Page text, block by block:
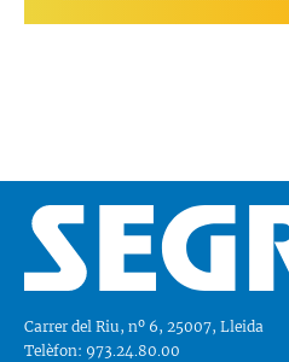
Carrer del Riu, nº 6, 25007, Lleida
Telèfon: 973.24.80.00